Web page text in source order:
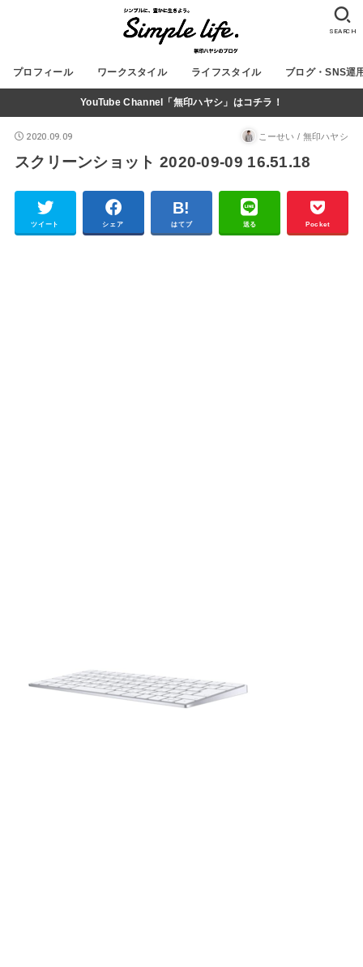
プロフィール ワークスタイル ライフスタイル ブログ・SNS運
SEARCH
YouTube Channel「無印ハヤシ」はコチラ！
2020.09.09 こーせい / 無印ハヤシ
スクリーンショット 2020-09-09 16.51.18
ツイート シェア はてブ 送る Pocket